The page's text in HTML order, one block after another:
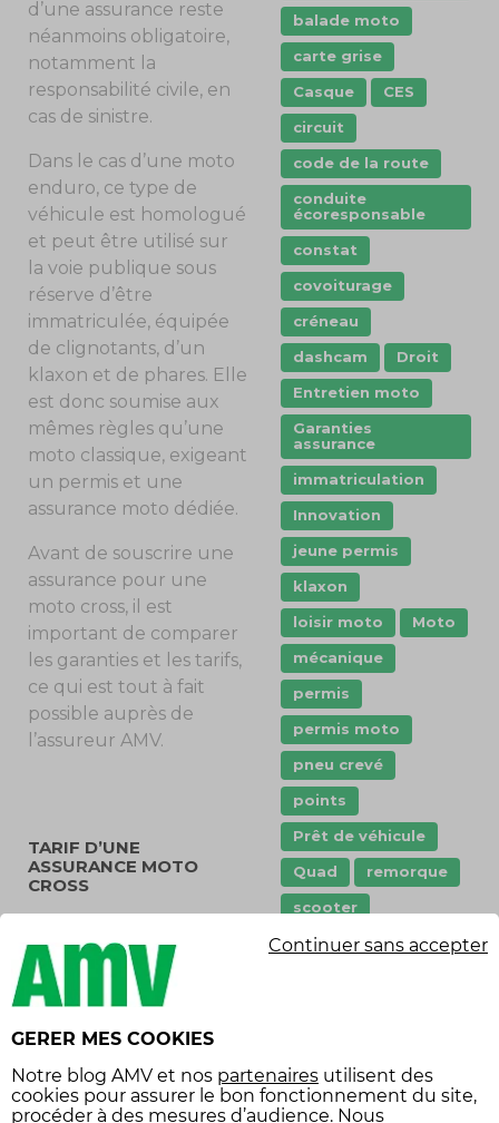
d’une assurance reste
néanmoins obligatoire,
notamment la
responsabilité civile, en
cas de sinistre.
Dans le cas d’une moto
enduro, ce type de
véhicule est homologué
et peut être utilisé sur
la voie publique sous
réserve d’être
immatriculée, équipée
de clignotants, d’un
klaxon et de phares. Elle
est donc soumise aux
mêmes règles qu’une
moto classique, exigeant
un permis et une
assurance moto dédiée.
Avant de souscrire une
assurance pour une
moto cross, il est
important de comparer
les garanties et les tarifs,
ce qui est tout à fait
possible auprès de
l’assureur AMV.
TARIF D’UNE
ASSURANCE MOTO
CROSS
d’assurance dépend de
plusieurs critères :
formule, garanties
optionnelles, lieu de
tarif varie aussi en
fonction du type de
balade moto
carte grise
Casque
CES
circuit
code de la route
conduite
écoresponsable
constat
covoiturage
créneau
dashcam
Droit
Entretien moto
Garanties
assurance
immatriculation
Innovation
jeune permis
klaxon
loisir moto
Moto
mécanique
permis
permis moto
pneu crevé
points
Prêt de véhicule
Quad
remorque
scooter
stationnement
Équipement
GERER MES COOKIES
Notre blog AMV et nos partenaires utilisent des
cookies pour assurer le bon fonctionnement du site,
procéder à des mesures d’audience. Nous
Continuer sans accepter